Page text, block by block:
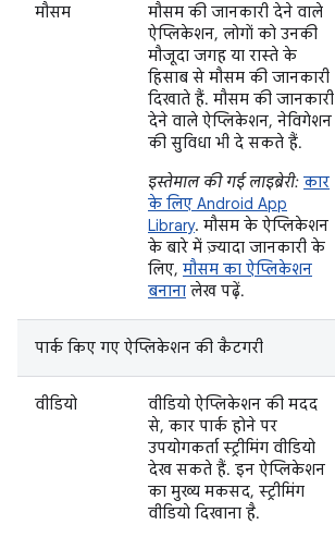
मौसम
मौसम की जानकारी देने वाले
ऐप्लिकेशन, लोगों को उनकी
मौजूदा जगह या रास्ते के
हिसाब से मौसम की जानकारी
दिखाते हैं. मौसम की जानकारी
देने वाले ऐप्लिकेशन, नेविगेशन
की सुविधा भी दे सकते हैं.
इस्तेमाल की गई लाइब्रेरी: कार
के लिए Android App
Library. मौसम के ऐप्लिकेशन
के बारे में ज़्यादा जानकारी के
लिए, मौसम का ऐप्लिकेशन
बनाना लेख पढ़ें.
पार्क किए गए ऐप्लिकेशन की कैटगरी
वीडियो
वीडियो ऐप्लिकेशन की मदद
से, कार पार्क होने पर
उपयोगकर्ता स्ट्रीमिंग वीडियो
देख सकते हैं. इन ऐप्लिकेशन
का मुख्य मकसद, स्ट्रीमिंग
वीडियो दिखाना है.